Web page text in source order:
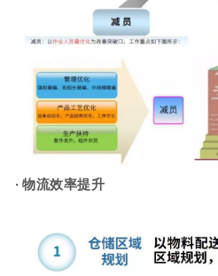
· 物流效率提升